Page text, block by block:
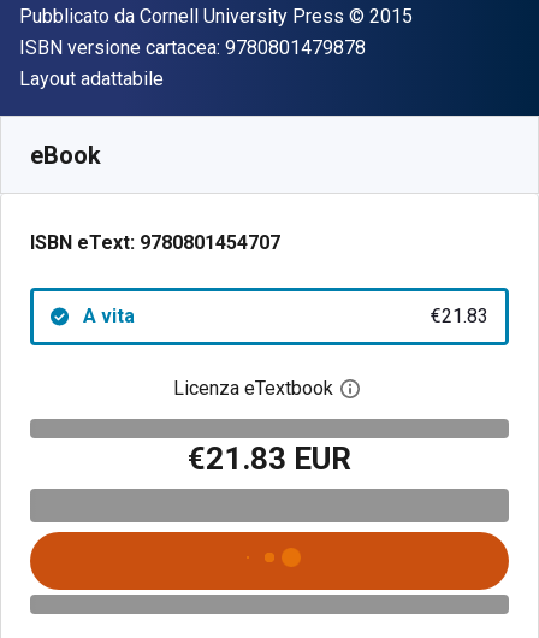
Editore
Pubblicato da Cornell University Press Copyright
© 2015
ISBN versione cartacea: 9780801479878
Formato
Layout adattabile
eBook
ISBN eText: 9780801454707
A vita €21.83
Licenza eTextbook Apri la finestra di
€21.83 EUR